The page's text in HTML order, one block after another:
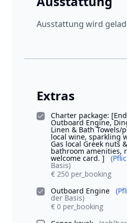
Ausstattung wird
Extras
Charter package:
Outboard Engine,
Linen & Bath Towels/
local wine, sparkling
Gas local Greek nuts
bathroom amenities,
welcome card. ]
Basis)
€ 250 per_booking
Outboard Engine
der Basis)
€ 0 per_booking